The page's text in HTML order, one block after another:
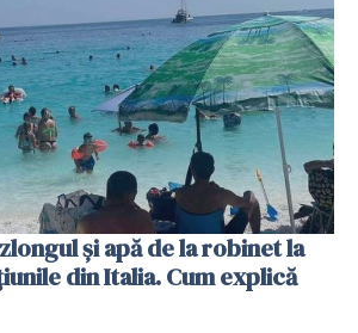
și apă de la robinet la
din Italia. Cum explică